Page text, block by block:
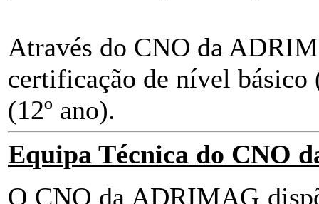
Através do CNO da
certificação de nível básico
(12º ano).
Equipa Técnica do CNO
O CNO da ADRIMAG